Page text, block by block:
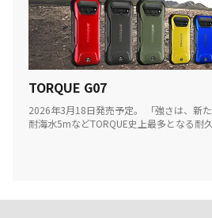
TORQUE G07
2026年3月18日発売予定。 「強さは、新
耐海水5mなどTORQUE史上最多となる耐